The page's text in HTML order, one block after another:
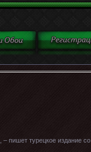
пишет турецкое издание со